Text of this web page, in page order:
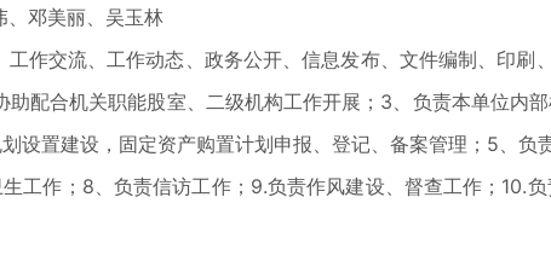
邓美丽、吴玉林
交流、工作动态、政务公开、信息发布、文件编制、印刷
配合机关职能股室、二级机构工作开展；3、负责本单位内
设置建设，固定资产购置计划申报、登记、备案管理；5、负
工作；8、负责信访工作；9.负责作风建设、督查工作；10.